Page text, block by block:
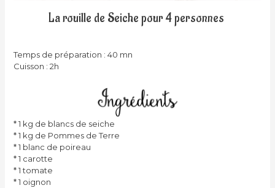
La rouille de Seiche pour 4 personnes
Temps de préparation : 40 mn
Cuisson : 2h
* 1 kg de blancs de seiche
* 1 kg de Pommes de Terre
* 1 blanc de poireau
* 1 carotte
* 1 tomate
* 1 oignon